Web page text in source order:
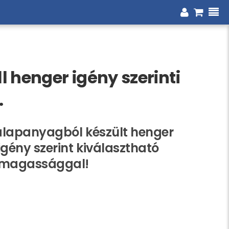
henger igény szerinti
készült henger
szerint kiválasztható